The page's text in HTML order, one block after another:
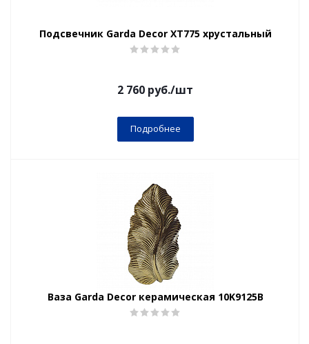
Подсвечник Garda Decor XT775 хрустальный
2 760 руб./шт
Подробнее
Ваза Garda Decor керамическая 10K9125B